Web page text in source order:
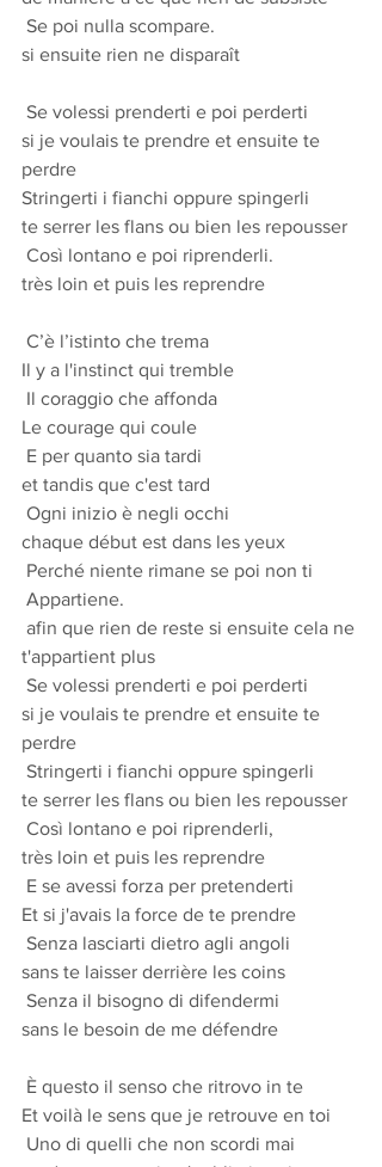
Se poi nulla scompare.
si ensuite rien ne disparaît
Se volessi prenderti e poi perderti
si je voulais te prendre et ensuite te
perdre
Stringerti i fianchi oppure spingerli
te serrer les flans ou bien les repousser
Così lontano e poi riprenderli.
très loin et puis les reprendre
C’è l’istinto che trema
Il y a l'instinct qui tremble
Il coraggio che affonda
Le courage qui coule
E per quanto sia tardi
et tandis que c'est tard
Ogni inizio è negli occhi
chaque début est dans les yeux
Perché niente rimane se poi non ti
Appartiene.
t'appartient plus
Se volessi prenderti e poi perderti
si je voulais te prendre et ensuite te
perdre
Stringerti i fianchi oppure spingerli
te serrer les flans ou bien les repousser
Così lontano e poi riprenderli,
très loin et puis les reprendre
E se avessi forza per pretenderti
Et si j'avais la force de te prendre
Senza lasciarti dietro agli angoli
sans te laisser derrière les coins
Senza il bisogno di difendermi
sans le besoin de me défendre
È questo il senso che ritrovo in te
Et voilà le sens que je retrouve en toi
Uno di quelli che non scordi mai